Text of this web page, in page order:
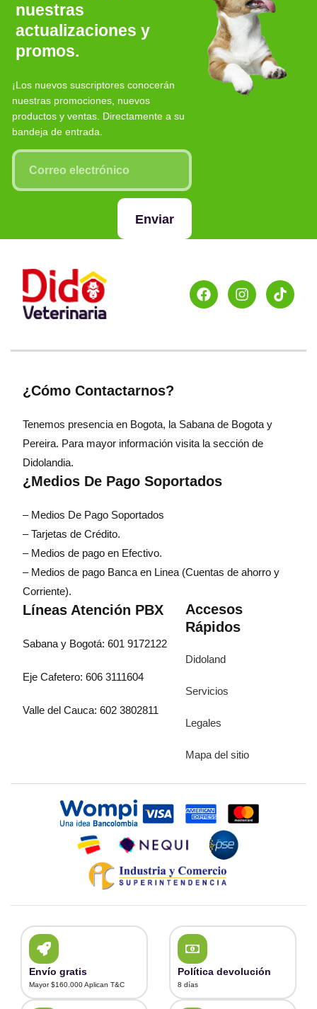
nuestras
actualizaciones y
promos.
¡Los nuevos suscriptores conocerán
nuestras promociones, nuevos
productos y ventas. Directamente a su
bandeja de entrada.
Enviar
¿Cómo Contactarnos?
Tenemos presencia en Bogota, la Sabana de Bogota y
Pereira. Para mayor información visita la sección de
Didolandia.
¿Medios De Pago Soportados
– Medios De Pago Soportados
– Tarjetas de Crédito.
– Medios de pago en Efectivo.
– Medios de pago Banca en Linea (Cuentas de ahorro y
Corriente).
Líneas Atención PBX
Sabana y Bogotá: 601 9172122
Eje Cafetero: 606 3111604
Valle del Cauca: 602 3802811
Accesos
Rápidos
Didoland
Servicios
Legales
Mapa del sitio
Envío gratis
Mayor $160.000 Aplican T&C
Política devolución
8 días